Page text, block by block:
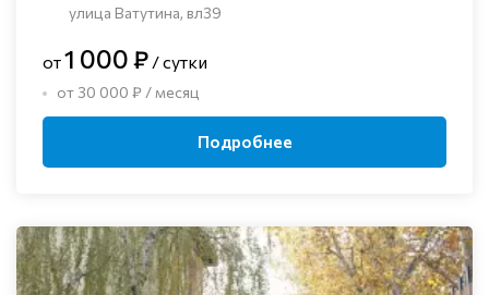
улица Ватутина, вл39
от1 000 ₽ / сутки
от 30 000 ₽ / месяц
Подробнее